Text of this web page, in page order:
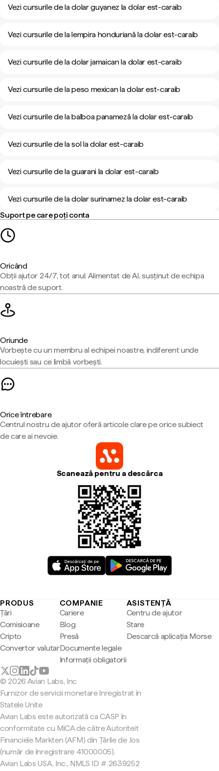
Vezi cursurile de la dolar guyanez la dolar est-caraib
Vezi cursurile de la lempira honduriană la dolar est-caraib
Vezi cursurile de la dolar jamaican la dolar est-caraib
Vezi cursurile de la peso mexican la dolar est-caraib
Vezi cursurile de la balboa panameză la dolar est-caraib
Vezi cursurile de la sol la dolar est-caraib
Vezi cursurile de la guarani la dolar est-caraib
Vezi cursurile de la dolar surinamez la dolar est-caraib
Suport pe care poți conta
Oricând
Obții ajutor 24/7, tot anul. Alimentat de AI, susținut de echipa
noastră de suport.
Oriunde
Vorbește cu un membru al echipei noastre, indiferent unde
locuiești sau ce limbă vorbești.
Orice întrebare
Centrul nostru de ajutor oferă articole clare pe orice subiect
de care ai nevoie.
Scanează pentru a descărca
PRODUS
Țări
Comisioane
Cripto
Convertor valutar
COMPANIE
Cariere
Blog
Presă
Documente legale
Informații obligatorii
ASISTENȚĂ
Centru de ajutor
Stare
Descarcă aplicația Morse
© 2026 Avian Labs, Inc
Furnizor de servicii monetare înregistrat în
Statele Unite
Avian Labs este autorizată ca CASP în
conformitate cu MiCA de către Autoriteit
Financiële Markten (AFM) din Țările de Jos
(număr de înregistrare 41000005).
Avian Labs USA, Inc., NMLS ID # 2639252